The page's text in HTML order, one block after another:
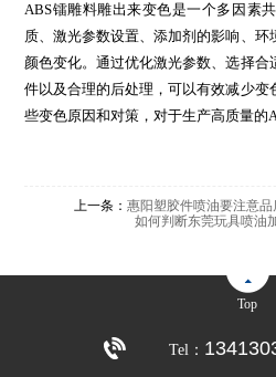
ABS镭雕料雕出来变色是一个多因素
质、激光参数设置、添加剂的影响、
颜色变化。通过优化激光参数、选择
件以及合理的后处理，可以有效减少
些变色原因和对策，对于生产高质量的
上一条： 惠阳塑胶件喷油要注意品
如何判断东莞玩具喷油
Top
Tel：